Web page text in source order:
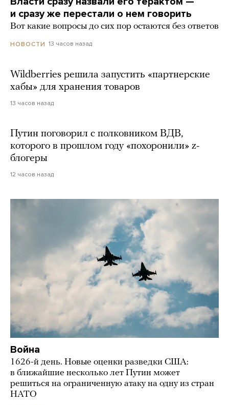
и сразу же перестали о нем говорить
Вот какие вопросы до сих пор остаются без ответов
НОВОСТИ 13 часов назад
Wildberries решила запустить «партнерские
хабы» для хранения товаров
13 часов назад
Путин поговорил с полковником ВДВ,
которого в прошлом году «похоронили» z-
блогеры
12 часов назад
Война
1626-й день. Новые оценки разведки США:
в ближайшие несколько лет Путин может
решиться на ограниченную атаку на одну из стран
НАТО